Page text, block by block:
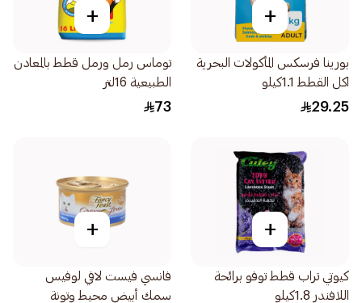
+
بورينا فرسكس المأكولات البحرية
اكل القطط 1.1كيلو
29.25
+
توماس رمل ورمل قطط بالمعادن
الطبيعية 16لتر
73
+
كيوتي تراب قطط توفو برائحة
اللافندر 1.8كيلو
+
فانسي فيست لافي لوفيس
سمك أبيض محيط وتونة